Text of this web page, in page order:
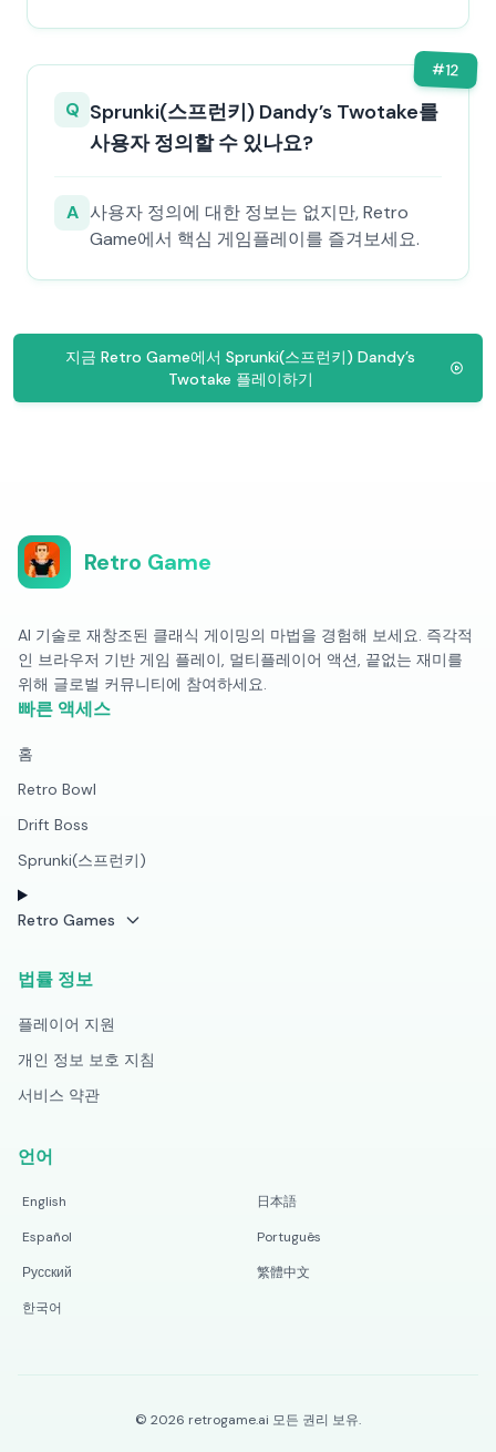
#12
Q Sprunki(스프런키) Dandy’s Twotake를
사용자 정의할 수 있나요?
A 사용자 정의에 대한 정보는 없지만, Retro
Game에서 핵심 게임플레이를 즐겨보세요.
지금 Retro Game에서 Sprunki(스프런키) Dandy’s
Twotake 플레이하기
Retro Game
AI 기술로 재창조된 클래식 게이밍의 마법을 경험해 보세요. 즉각적
인 브라우저 기반 게임 플레이, 멀티플레이어 액션, 끝없는 재미를
위해 글로벌 커뮤니티에 참여하세요.
빠른 액세스
홈
Retro Bowl
Drift Boss
Sprunki(스프런키)
Retro Games
법률 정보
플레이어 지원
개인 정보 보호 지침
서비스 약관
언어
English
日本語
Español
Português
Русский
繁體中文
한국어
© 2026 retrogame.ai 모든 권리 보유.